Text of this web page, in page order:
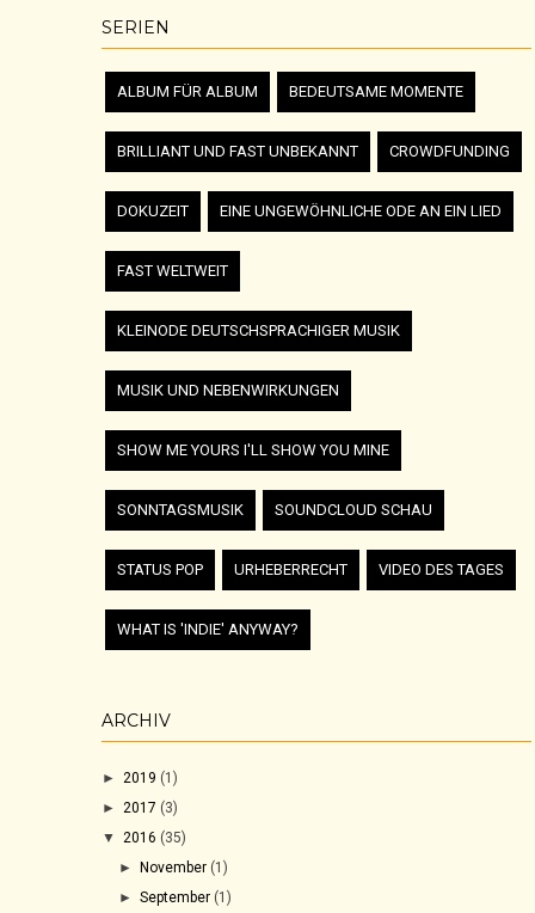
SERIEN
ALBUM FÜR ALBUM BEDEUTSAME MOMENTE
BRILLIANT UND FAST UNBEKANNT CROWDFUNDING
DOKUZEIT EINE UNGEWÖHNLICHE ODE AN EIN LIED
FAST WELTWEIT
KLEINODE DEUTSCHSPRACHIGER MUSIK
MUSIK UND NEBENWIRKUNGEN
SHOW ME YOURS I'LL SHOW YOU MINE
SONNTAGSMUSIK SOUNDCLOUD SCHAU
STATUS POP URHEBERRECHT VIDEO DES TAGES
WHAT IS 'INDIE' ANYWAY?
ARCHIV
► 2019 (1)
► 2017 (3)
▼ 2016 (35)
►November (1)
►September (1)